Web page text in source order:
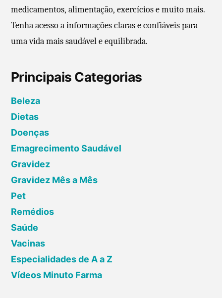
medicamentos, alimentação, exercícios e muito mais.
Tenha acesso a informações claras e confiáveis para
uma vida mais saudável e equilibrada.
Principais Categorias
Beleza
Dietas
Doenças
Emagrecimento Saudável
Gravidez
Gravidez Mês a Mês
Pet
Remédios
Saúde
Vacinas
Especialidades de A a Z
Vídeos Minuto Farma